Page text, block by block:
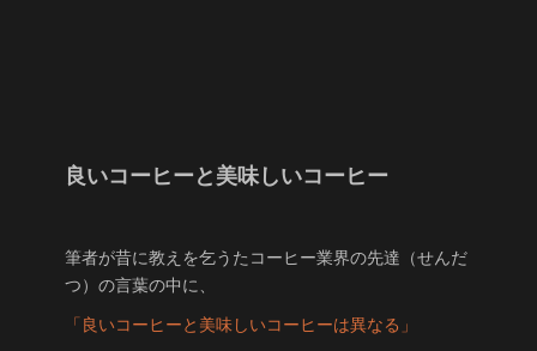
良いコーヒーと美味しいコーヒー
筆者が昔に教えを乞うたコーヒー業界の先達（せんだ
つ）の言葉の中に、
「良いコーヒーと美味しいコーヒーは異なる」